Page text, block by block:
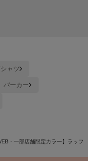
ャツ
パーカー
・一部店舗限定カラー】ラッフ